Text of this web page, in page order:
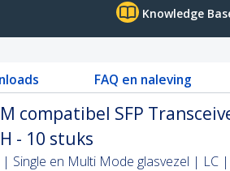
Knowledge
FAQ en naleving
compatibel SFP
- 10 stuks
Single en Multi Mode glasvezel | LC